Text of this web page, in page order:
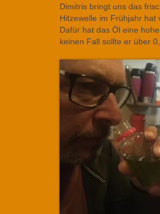
Dimitris bringt uns das
Hitzewelle im Frühjahr
Dafür hat das Öl eine
keinen Fall sollte er über